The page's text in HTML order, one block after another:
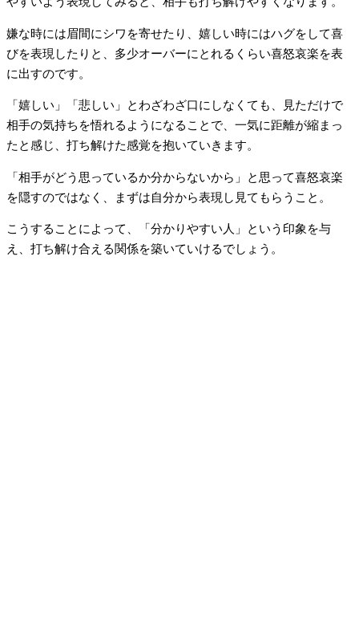
嫌な時には眉間にシワを寄せたり、嬉しい時にはハグをして喜
びを表現したりと、多少オーバーにとれるくらい喜怒哀楽を表
に出すのです。
「嬉しい」「悲しい」とわざわざ口にしなくても、見ただけで
相手の気持ちを悟れるようになることで、一気に距離が縮まっ
たと感じ、打ち解けた感覚を抱いていきます。
「相手がどう思っているか分からないから」と思って喜怒哀楽
を隠すのではなく、まずは自分から表現し見てもらうこと。
こうすることによって、「分かりやすい人」という印象を与
え、打ち解け合える関係を築いていけるでしょう。